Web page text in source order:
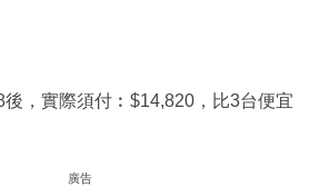
，實際須付︰$14,820，比3台便宜
廣告